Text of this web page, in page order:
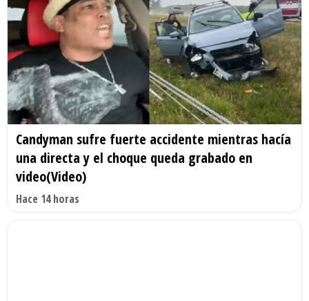
Candyman sufre fuerte accidente mientras hacía
una directa y el choque queda grabado en
video(Video)
Hace 14 horas